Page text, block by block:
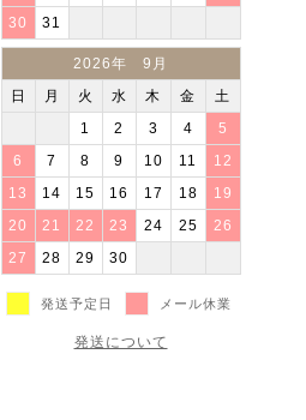
30 31
2026年 9月
日 月 火 水 木 金 土
1 2 3 4 5
6 7 8 9 10 11 12
13 14 15 16 17 18 19
20 21 22 23 24 25 26
27 28 29 30
発送予定日 メール休業
発送について